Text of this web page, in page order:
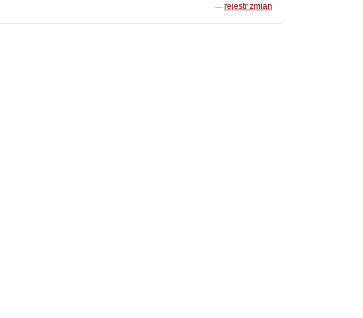
rejestr zmian